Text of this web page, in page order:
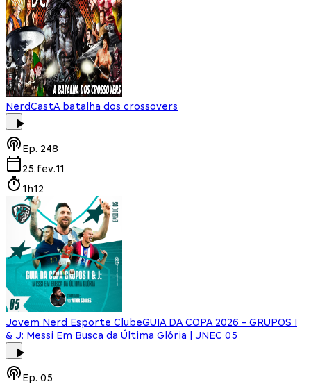
NerdCastA batalha dos crossovers
Ep. 248
25.fev.11
1h12
Jovem Nerd Esporte ClubeGUIA DA COPA 2026 - GRUPOS I
& J: Messi Em Busca da Última Glória | JNEC 05
Ep. 05